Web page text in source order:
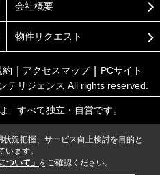
会社概要
物件リクエスト
約 アクセスマップ
PCサイト
テリジェンス All rights reserved.
、すべて独立・自営です。
況把握、サービス向上検討を目的と
ます。
ついて」 をご確認ください。